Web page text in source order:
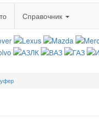
Справочник